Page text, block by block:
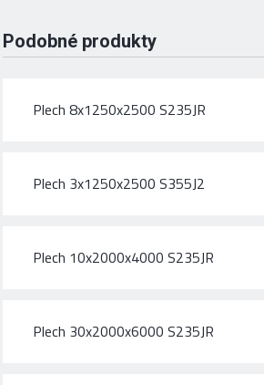
Podobné produkty
Plech 8x1250x2500 S235JR
Plech 3x1250x2500 S355J2
Plech 10x2000x4000 S235JR
Plech 30x2000x6000 S235JR